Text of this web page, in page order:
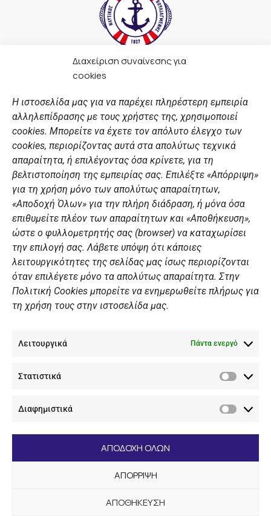
Διαχείριση συναίνεσης για
cookies
Η ιστοσελίδα μας για να παρέχει πληρέστερη εμπειρία
αλληλεπίδρασης με τους χρήστες της, χρησιμοποιεί
cookies. Μπορείτε να έχετε τον απόλυτο έλεγχο των
cookies, περιορίζοντας αυτά στα απολύτως τεχνικά
απαραίτητα, ή επιλέγοντας όσα κρίνετε, για τη
βελτιστοποίηση της εμπειρίας σας. Επιλέξτε «Απόρριψη»
για τη χρήση μόνο των απολύτως απαραίτητων,
«Αποδοχή Όλων» για την πλήρη διάδραση, ή μόνα όσα
επιθυμείτε πλέον των απαραίτητων και «Αποθήκευση»,
ώστε ο φυλλομετρητής σας (browser) να καταχωρίσει
την επιλογή σας. Λάβετε υπόψη ότι κάποιες
λειτουργικότητες της σελίδας μας ίσως περιορίζονται
όταν επιλέγετε μόνο τα απολύτως απαραίτητα. Στην
Πολιτική Cookies μπορείτε να ενημερωθείτε πλήρως για
τη χρήση τους στην ιστοσελίδα μας.
Λειτουργικά Πάντα ενεργό
Στατιστικά
Διαφημιστικά
ΑΠΟΔΟΧΗ ΟΛΩΝ
ΑΠΟΡΡΙΨΗ
ΑΠΟΘΗΚΕΥΣΗ
F
a
e
b
o
o
k
t
a
g
r
a
m
t
u
b
e
n
k
e
d
i
n
ΣΎΝΔΕΣΜΟΙ
Αθλητικές σχολές
Διάπλους
Χορηγοί
Summer Camp
ΠΡΟΣΩΠΙΚΑ ΔΕΔΟΜΕΝΑ
Πολιτική Ιστοσελίδας
Πολιτική Cookies Iστοσελίδας
Γενική Πολιτική ΝΟΒ
Ενημέρωση Summer Camp
ΕΠΙΚΟΙΝΩΝΊΑ
+30 210 89 62 416
Ναυτικός Όμιλος Βουλιαγμένης Λαιμός Βουλιαγμένης